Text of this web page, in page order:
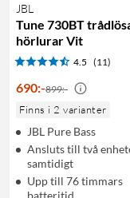
JBL
Tune 730BT
hörlurar Vit
4.5 (11)
690:-899:-
Finns i 2 varianter
JBL Pure Bass
Ansluts till två
samtidigt
Upp till 76 timmars
batteritid